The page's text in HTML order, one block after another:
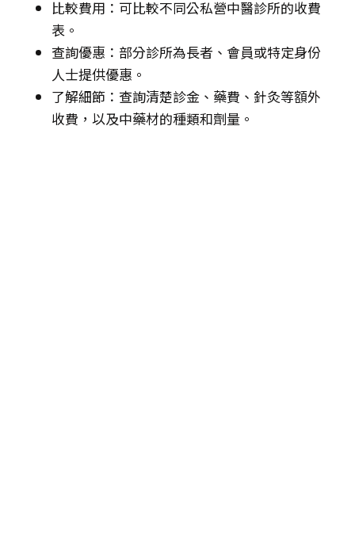
比較費用：可比較不同公私營中醫診所的收費
表。
查詢優惠：部分診所為長者、會員或特定身份
人士提供優惠。
了解細節：查詢清楚診金、藥費、針灸等額外
收費，以及中藥材的種類和劑量。